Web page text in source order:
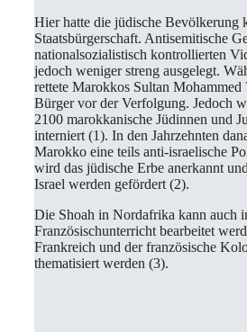
Hier hatte die jüdische Bevölkerung
Staatsbürgerschaft. Antisemitische
nationalsozialistisch kontrollierten
jedoch weniger streng ausgelegt.
rettete Marokkos Sultan Mohammed
Bürger vor der Verfolgung. Jedoch
2100 marokkanische Jüdinnen und
interniert (1). In den Jahrzehnten
Marokko eine teils anti-israelische
wird das jüdische Erbe anerkannt
Israel werden gefördert (2).
Die Shoah in Nordafrika kann auch
Französischunterricht bearbeitet
Frankreich und der französische
thematisiert werden (3).